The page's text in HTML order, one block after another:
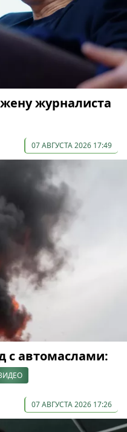
журналиста
07 АВГУСТА 2026 17:49
с автомаслами:
07 АВГУСТА 2026 17:26